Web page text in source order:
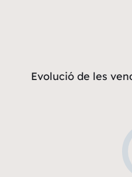
Evolució de les